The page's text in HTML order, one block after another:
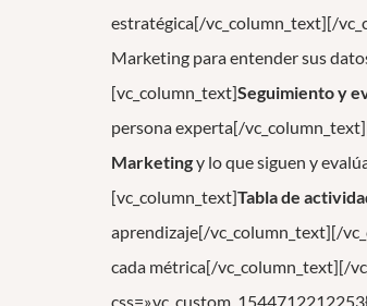
estratégica[/vc_column_text][/
Marketing para entender sus
[vc_column_text]Seguimiento y
persona experta[/
Marketingy lo que siguen y
[vc_column_text]Tabla de
aprendizaje[/vc_column_text][/
cada métrica[/vc_column_text][/